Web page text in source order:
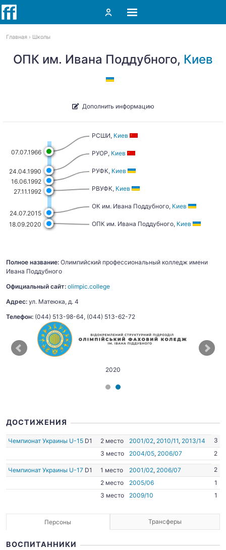
Главная Школы
ОПК им. Ивана Поддубного, Киев
Дополнить информацию
07.07.1966
24.04.1990
16.06.1992
27.11.1992
24.07.2015
18.09.2020
РСШИ, Киев
РУОР, Киев
РУФК, Киев
РВУФК, Киев
ОК им. Ивана Поддубного, Киев
ОПК им. Ивана Поддубного, Киев
Полное название: Олимпийский профессиональный колледж имени
Ивана Поддубного
Официальный сайт: olimpic.college
Адрес: ул. Матеюка, д. 4
Телефон: (044) 513-98-64, (044) 513-62-72
2020
ДОСТИЖЕНИЯ
Чемпионат Украины U-15D1 2 место 2001/02, 2010/11, 2013/14
3
3 место
2004/05, 2006/07 2
Чемпионат Украины U-17D1 1 место 2001/02, 2006/07
2
2 место
2005/06
1
3 место
2009/10 1
Персоны Трансферы
ВОСПИТАННИКИ